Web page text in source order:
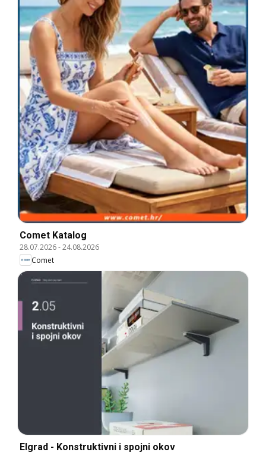
Comet Katalog
28.07.2026-24.08.2026
Comet
Elgrad - Konstruktivni i spojni okov